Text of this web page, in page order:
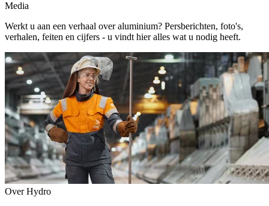
Media
Werkt u aan een verhaal over aluminium? Persberichten, foto's,
verhalen, feiten en cijfers - u vindt hier alles wat u nodig heeft.
Over Hydro